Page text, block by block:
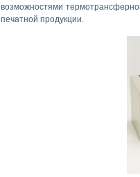
возможностями
печатной продукции.